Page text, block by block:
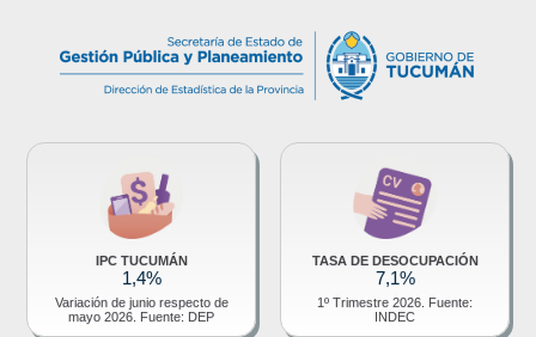
IPC TUCUMÁN
1,4%
Variación de junio respecto de
mayo 2026. Fuente: DEP
TASA DE DESOCUPACIÓN
7,1%
1º Trimestre 2026. Fuente:
INDEC